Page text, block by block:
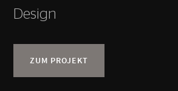
Design
ZUM PROJEKT